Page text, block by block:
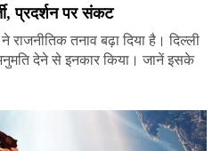
प्रदर्शन पर संकट
तनाव बढ़ा दिया है। दिल्ली
देने से इनकार किया। जानें इसके